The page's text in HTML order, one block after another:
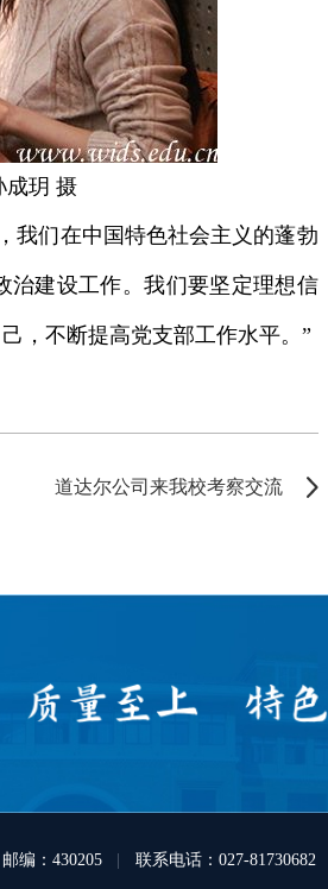
成玥 摄
我们在中国特色社会主义的蓬勃
治建设工作。我们要坚定理想信
，不断提高党支部工作水平。”
道达尔公司来我校考察交流
邮编：430205 | 联系电话：027-81730682